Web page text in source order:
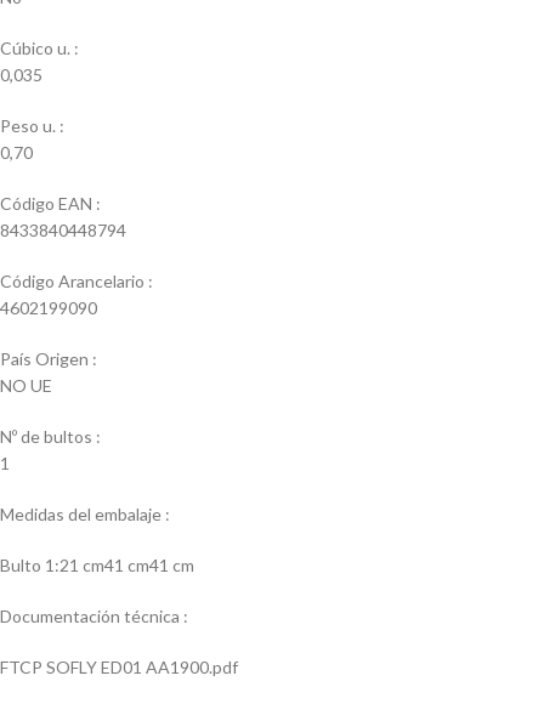
Cúbico u. :
0,035
Peso u. :
0,70
Código EAN :
8433840448794
Código Arancelario :
4602199090
País Origen :
NO UE
Nº de bultos :
1
Medidas del embalaje :
Bulto 1:21 cm41 cm41 cm
Documentación técnica :
FTCP SOFLY ED01 AA1900.pdf